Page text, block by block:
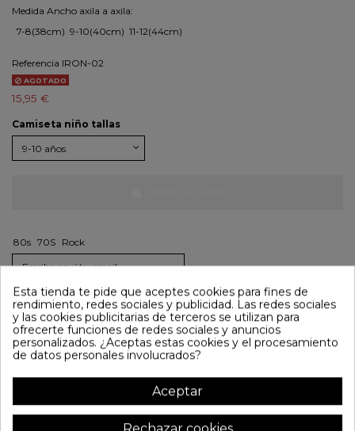
Medida Ancho axila a axila:
7-8(38cm) 9-10(40cm) 11-12(44cm)
Referencia IRON-02
AGOTADO
15,95 €
Camiseta niño tallas
80s 70S Rock
Detalles del producto
Devoluciones
Esta tienda te pide que aceptes cookies para fines de
rendimiento, redes sociales y publicidad. Las redes sociales
y las cookies publicitarias de terceros se utilizan para
ofrecerte funciones de redes sociales y anuncios
personalizados. ¿Aceptas estas cookies y el procesamiento
de datos personales involucrados?
Aceptar